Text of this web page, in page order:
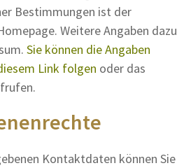
Bestimmungen ist der
Weitere Angaben dazu
Sie können die Angaben
Link folgen oder das
Kontaktdaten können Sie